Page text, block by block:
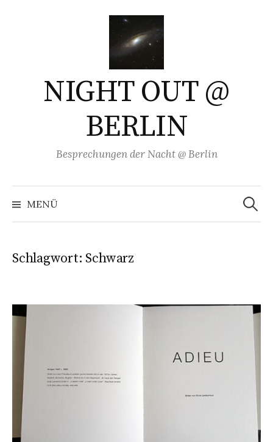
NIGHT OUT @
BERLIN
Besprechungen der Nacht @ Berlin
MENÜ
Suchen
nach:
Schlagwort: Schwarz